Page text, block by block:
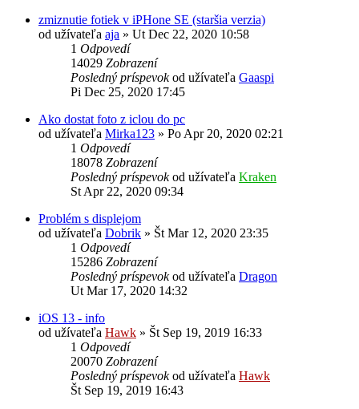
zmiznutie fotiek v iPHone SE (staršia verzia)
od užívateľa aja » Ut Dec 22, 2020 10:58
1 Odpovedí
14029 Zobrazení
Posledný príspevokod užívateľa Gaaspi
Pi Dec 25, 2020 17:45
Ako dostat foto z iclou do pc
od užívateľa Mirka123 » Po Apr 20, 2020 02:21
1 Odpovedí
18078 Zobrazení
Posledný príspevokod užívateľa Kraken
St Apr 22, 2020 09:34
Problém s displejom
od užívateľa Dobrik » Št Mar 12, 2020 23:35
1 Odpovedí
15286 Zobrazení
Posledný príspevokod užívateľa Dragon
Ut Mar 17, 2020 14:32
iOS 13 - info
od užívateľa Hawk » Št Sep 19, 2019 16:33
1 Odpovedí
20070 Zobrazení
Posledný príspevokod užívateľa Hawk
Št Sep 19, 2019 16:43